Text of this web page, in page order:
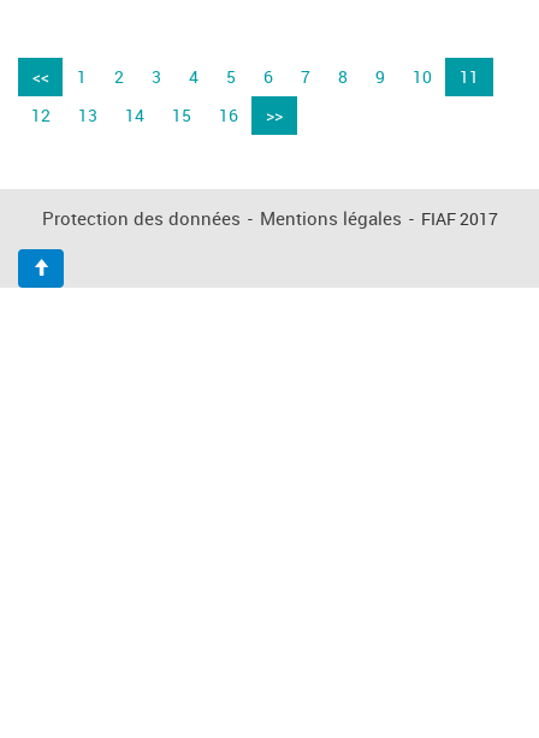
<< 1 2 3 4 5 6 7 8 9 10
11
12
13 14 15 16 >>
Protection des données - Mentions légales - FIAF 2017